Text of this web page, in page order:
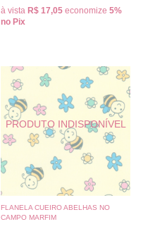
à vista R$ 17,05 economize 5%
no Pix
FLANELA CUEIRO ABELHAS NO
CAMPO MARFIM